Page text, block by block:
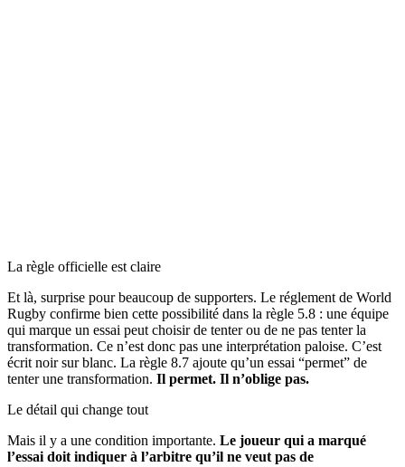
La règle officielle est claire
Et là, surprise pour beaucoup de supporters. Le réglement de World
Rugby confirme bien cette possibilité dans la règle 5.8 : une équipe
qui marque un essai peut choisir de tenter ou de ne pas tenter la
transformation. Ce n’est donc pas une interprétation paloise. C’est
écrit noir sur blanc. La règle 8.7 ajoute qu’un essai “permet” de
tenter une transformation. Il permet. Il n’oblige pas.
Le détail qui change tout
Mais il y a une condition importante. Le joueur qui a marqué
l’essai doit indiquer à l’arbitre qu’il ne veut pas de